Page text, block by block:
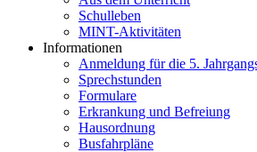
Schulleben
MINT-Aktivitäten
Informationen
Anmeldung für die 5.
Sprechstunden
Formulare
Erkrankung und Befreiung
Hausordnung
Busfahrpläne